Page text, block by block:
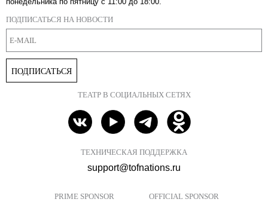
ПОДПИСАТЬСЯ НА НОВОСТИ
ПОДПИСАТЬСЯ
ТЕАТР В СОЦИАЛЬНЫХ СЕТЯХ
ТЕХНИЧЕСКАЯ ПОДДЕРЖКА
support@tofnations.ru
PRIME SPONSOR OFFICIAL SPONSOR